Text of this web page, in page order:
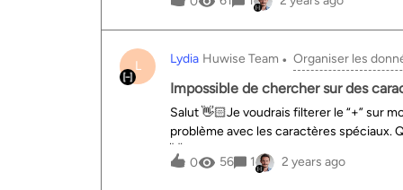
modifications. Comment je peux faire ça
want to federate to create a single
How can I do this?
L Lydia Huwise Team Organiser les
Impossible de chercher sur des
Salut 👋🏻Je voudrais filterer le “+” sur
problème avec les caractères spéciaux.
👋🏻I would like to filter the “+” on my
special characters. What is the solution in
0 56 1 2 years ago